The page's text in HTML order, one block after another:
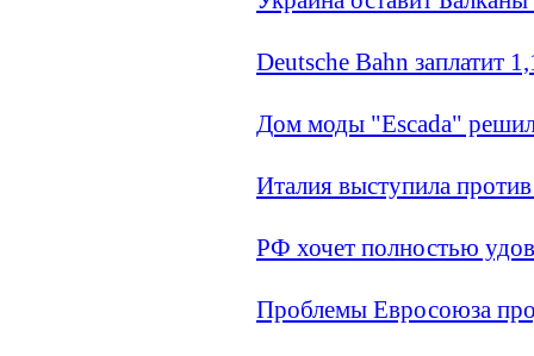
Deutsche Bahn заплатит
Дом моды "Escada" решил
Италия выступила
РФ хочет полностью
Проблемы Евросоюза